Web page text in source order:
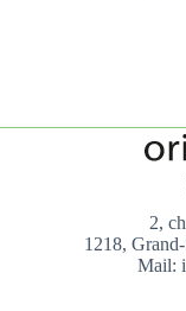
2,
1218,
Mail: